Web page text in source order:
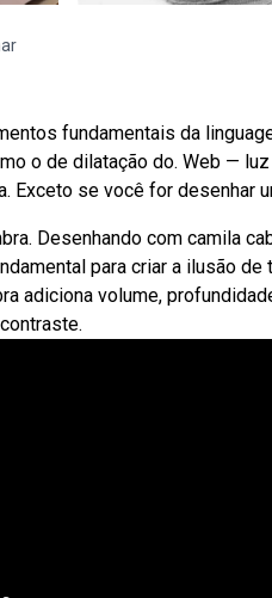
fundamentais da
o de dilatação do. Web —
se você for desenhar
Desenhando com camila
para criar a ilusão
adiciona volume,